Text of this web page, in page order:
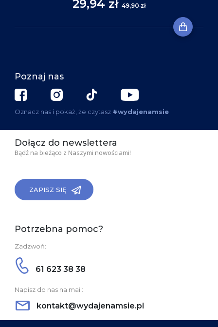
29,94 zł 49,90 zł
Poznaj nas
Oznacz nas i pokaż, że czytasz #wydajenamsie
Dołącz do newslettera
Bądź na bieżąco z Naszymi nowościami!
ZAPISZ SIĘ
Potrzebna pomoc?
Zadzwoń:
61 623 38 38
Napisz do nas na mail:
kontakt@wydajenamsie.pl